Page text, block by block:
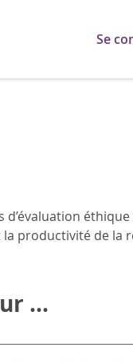
Se
la productivité de
...